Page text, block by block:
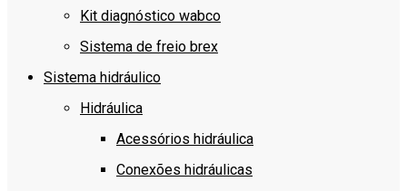
Kit diagnóstico wabco
Sistema de freio brex
Sistema hidráulico
Hidráulica
Acessórios hidráulica
Conexões hidráulicas